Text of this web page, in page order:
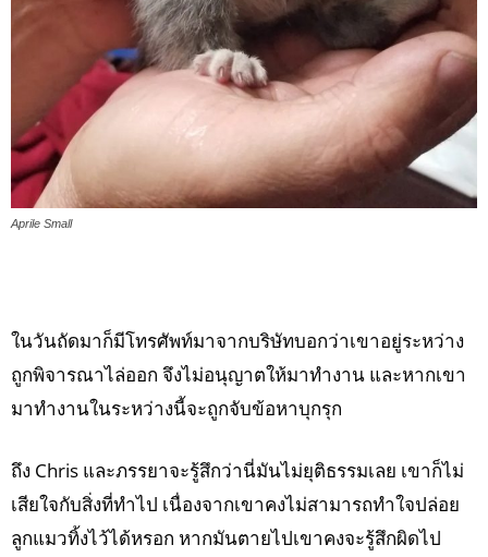
Aprile Small
ในวันถัดมาก็มีโทรศัพท์มาจากบริษัทบอกว่าเขาอยู่ระหว่าง
ถูกพิจารณาไล่ออก จึงไม่อนุญาตให้มาทำงาน และหากเขา
มาทำงานในระหว่างนี้จะถูกจับข้อหาบุกรุก
ถึง Chris และภรรยาจะรู้สึกว่านี่มันไม่ยุติธรรมเลย เขาก็ไม่
เสียใจกับสิ่งที่ทำไป เนื่องจากเขาคงไม่สามารถทำใจปล่อย
ลูกแมวทิ้งไว้ได้หรอก หากมันตายไปเขาคงจะรู้สึกผิดไป